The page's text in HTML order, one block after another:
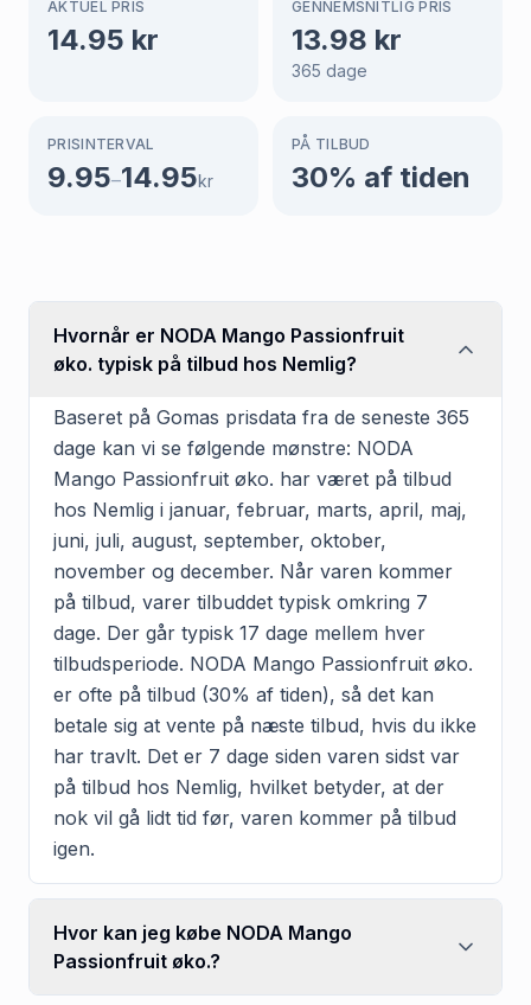
AKTUEL PRIS
14.95 kr
GENNEMSNITLIG PRIS
13.98 kr
365 dage
PRISINTERVAL
9.95–14.95kr
PÅ TILBUD
30% af tiden
Hvornår er NODA Mango Passionfruit
øko. typisk på tilbud hos Nemlig?
Baseret på Gomas prisdata fra de seneste 365
dage kan vi se følgende mønstre: NODA
Mango Passionfruit øko. har været på tilbud
hos Nemlig i januar, februar, marts, april, maj,
juni, juli, august, september, oktober,
november og december. Når varen kommer
på tilbud, varer tilbuddet typisk omkring 7
dage. Der går typisk 17 dage mellem hver
tilbudsperiode. NODA Mango Passionfruit øko.
er ofte på tilbud (30% af tiden), så det kan
betale sig at vente på næste tilbud, hvis du ikke
har travlt. Det er 7 dage siden varen sidst var
på tilbud hos Nemlig, hvilket betyder, at der
nok vil gå lidt tid før, varen kommer på tilbud
igen.
Hvor kan jeg købe NODA Mango
Passionfruit øko.?